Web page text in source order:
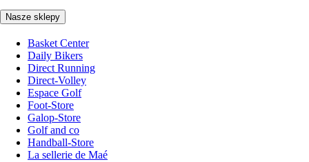
Nasze sklepy
Basket Center
Daily Bikers
Direct Running
Direct-Volley
Espace Golf
Foot-Store
Galop-Store
Golf and co
Handball-Store
La sellerie de Maé